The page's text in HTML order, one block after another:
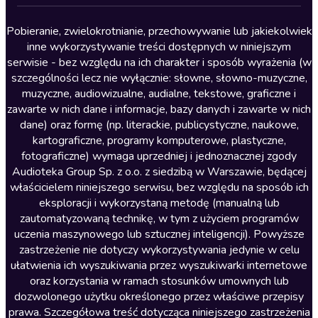
Lektury szkolne
Literatura anglojęzyczna
Literatura faktu
Literatura obyczajowa
Literatura piękna obca
Literatura piękna polska
Nagrania relaksacyjne
Nauka języków
Nauki humanistyczne
Podcasty i audycje
Polityka
Prasa
Religia
Pobieranie, zwielokrotnianie, przechowywanie lub jakiekolwiek
inne wykorzystywanie treści dostępnych w niniejszym
serwisie - bez względu na ich charakter i sposób wyrażenia (w
szczególności lecz nie wyłącznie: słowne, słowno-muzyczne,
muzyczne, audiowizualne, audialne, tekstowe, graficzne i
zawarte w nich dane i informacje, bazy danych i zawarte w nich
dane) oraz formę (np. literackie, publicystyczne, naukowe,
kartograficzne, programy komputerowe, plastyczne,
fotograficzne) wymaga uprzedniej i jednoznacznej zgody
Audioteka Group Sp. z o.o. z siedzibą w Warszawie, będącej
właścicielem niniejszego serwisu, bez względu na sposób ich
eksploracji i wykorzystaną metodę (manualną lub
zautomatyzowaną technikę, w tym z użyciem programów
uczenia maszynowego lub sztucznej inteligencji). Powyższe
zastrzeżenie nie dotyczy wykorzystywania jedynie w celu
ułatwienia ich wyszukiwania przez wyszukiwarki internetowe
oraz korzystania w ramach stosunków umownych lub
dozwolonego użytku określonego przez właściwe przepisy
prawa. Szczegółowa treść dotycząca niniejszego zastrzeżenia